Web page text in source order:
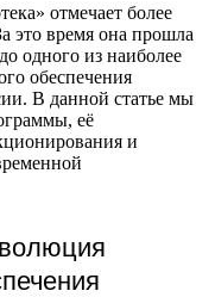
отмечает более
это время она прошла
одного из наиболее
обеспечения
В данной статье мы
её
и